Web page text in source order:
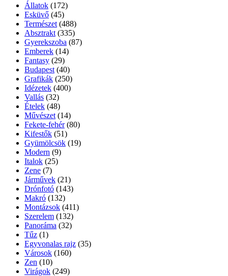
Állatok (172)
Esküvő (45)
Természet (488)
Absztrakt (335)
Gyerekszoba (87)
Emberek (14)
Fantasy (29)
Budapest (40)
Grafikák (250)
Idézetek (400)
Vallás (32)
Ételek (48)
Művészet (14)
Fekete-fehér (80)
Kifestők (51)
Gyümölcsök (19)
Modern (9)
Italok (25)
Zene (7)
Járművek (21)
Drónfotó (143)
Makró (132)
Montázsok (411)
Szerelem (132)
Panoráma (32)
Tűz (1)
Egyvonalas rajz (35)
Városok (160)
Zen (10)
Virágok (249)